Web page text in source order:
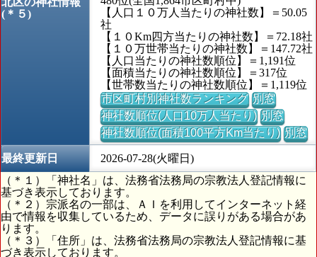
(＊５)
【人口１０万人当たりの神社数】＝50.05
社
【１０Km四方当たりの神社数】＝72.18社
【１０万世帯当たりの神社数】＝147.72社
【人口当たりの神社数順位】＝1,191位
【面積当たりの神社数順位】＝317位
【世帯数当たりの神社数順位】＝1,119位
市区町村別神社数ランキング 別窓
神社数順位(人口10万人当たり) 別窓
神社数順位(面積100平方Km当たり) 別窓
最終更新日
2026-07-28(火曜日)
（＊１）「神社名」は、法務省法務局の宗教法人登記情報に
基づき表示しております。
（＊２）宗派名の一部は、ＡＩを利用してインターネット経
由で情報を収集しているため、データに誤りがある場合があ
ります。
（＊３）「住所」は、法務省法務局の宗教法人登記情報に基
づき表示しております。